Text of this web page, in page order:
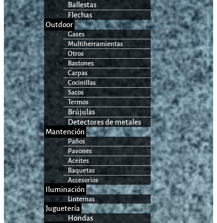
Ballestas
Flechas
Outdoor
Gases
Multiherramientas
Otros
Bastones
Carpas
Cocinillas
Sacos
Termos
Brújulas
Detectores de metales
Mantención
Paños
Pavones
Aceites
Baquetas
Accesorios
Iluminación
Linternas
Juguetería
Hondas